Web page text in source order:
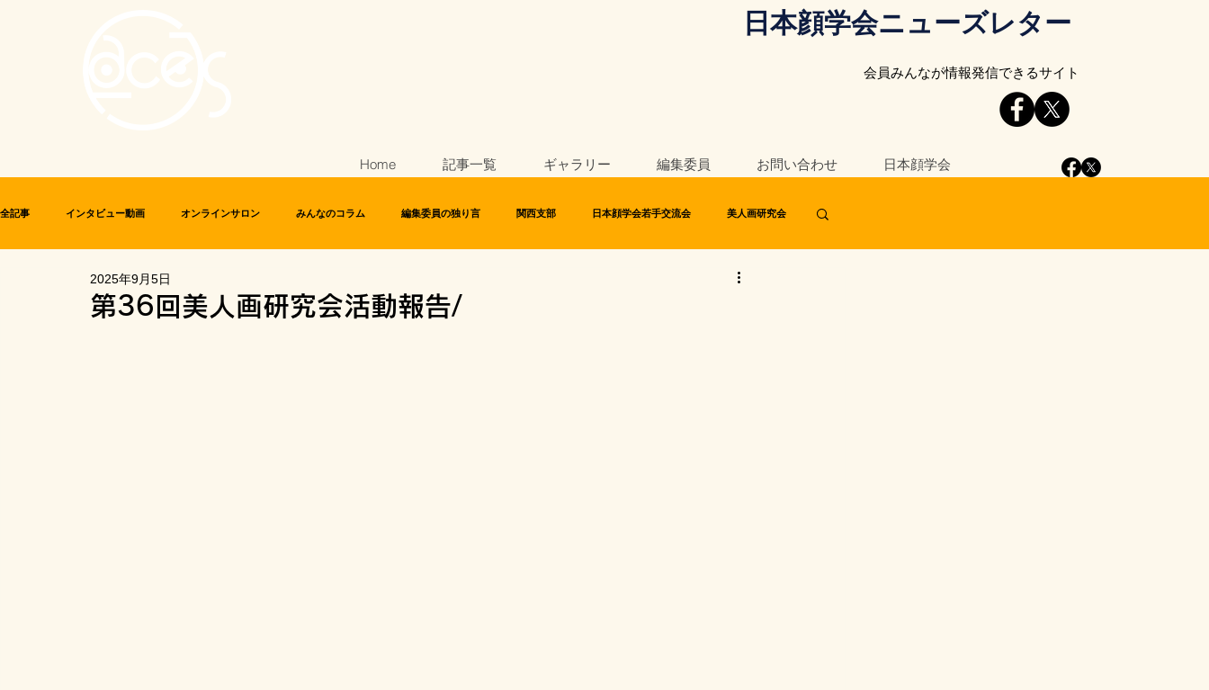
日本顔学会ニューズレター
会員みんなが情報発信できるサイト
Home 記事一覧 ギャラリー 編集委員 お問い合わせ 日本顔学会
全記事 インタビュー動画 オンラインサロン みんなのコラム 編集委員の独り言 関西支部 日本顔学会若手交流会 美人画研究会
化粧文化研究者ネットワーク
第36回美人画研究会活動報告/
2025年9月5日